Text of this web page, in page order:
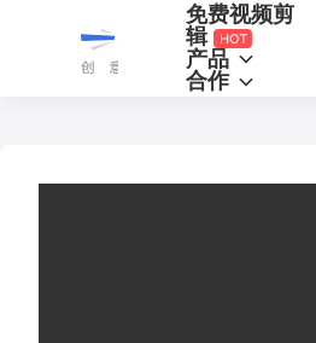
一
起
免费视频剪
辑
产品
合作